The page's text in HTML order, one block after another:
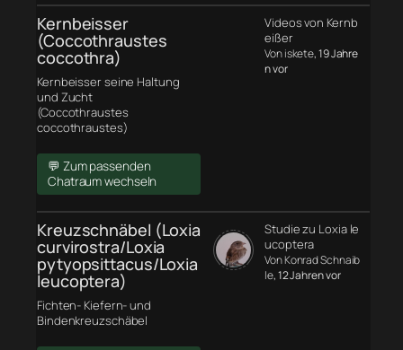
Kernbeisser
(Coccothraustes
coccothra)
Kernbeisser seine Haltung
und Zucht
(Coccothraustes
coccothraustes)
💬 Zum passenden
Chatraum wechseln
Videos von Kernb
eißer
Von iskete, 19 Jahre
n vor
Kreuzschnäbel (Loxia
curvirostra/Loxia
pytyopsittacus/Loxia
leucoptera)
Fichten- Kiefern- und
Bindenkreuzschäbel
Studie zu Loxia le
ucoptera
Von Konrad Schnaib
le, 12 Jahren vor